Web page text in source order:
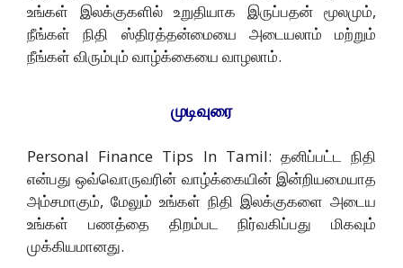
உங்கள் இலக்குகளில் உறுதியாக இருப்பதன் மூலமும்,
நீங்கள் நிதி ஸ்திரத்தன்மையை அடையலாம் மற்றும்
நீங்கள் விரும்பும் வாழ்க்கையை வாழலாம்.
முடிவுரை
Personal Finance Tips In Tamil: தனிப்பட்ட நிதி
என்பது ஒவ்வொருவரின் வாழ்க்கையின் இன்றியமையாத
அம்சமாகும், மேலும் உங்கள் நிதி இலக்குகளை அடைய
உங்கள் பணத்தை திறம்பட நிர்வகிப்பது மிகவும்
முக்கியமானது.